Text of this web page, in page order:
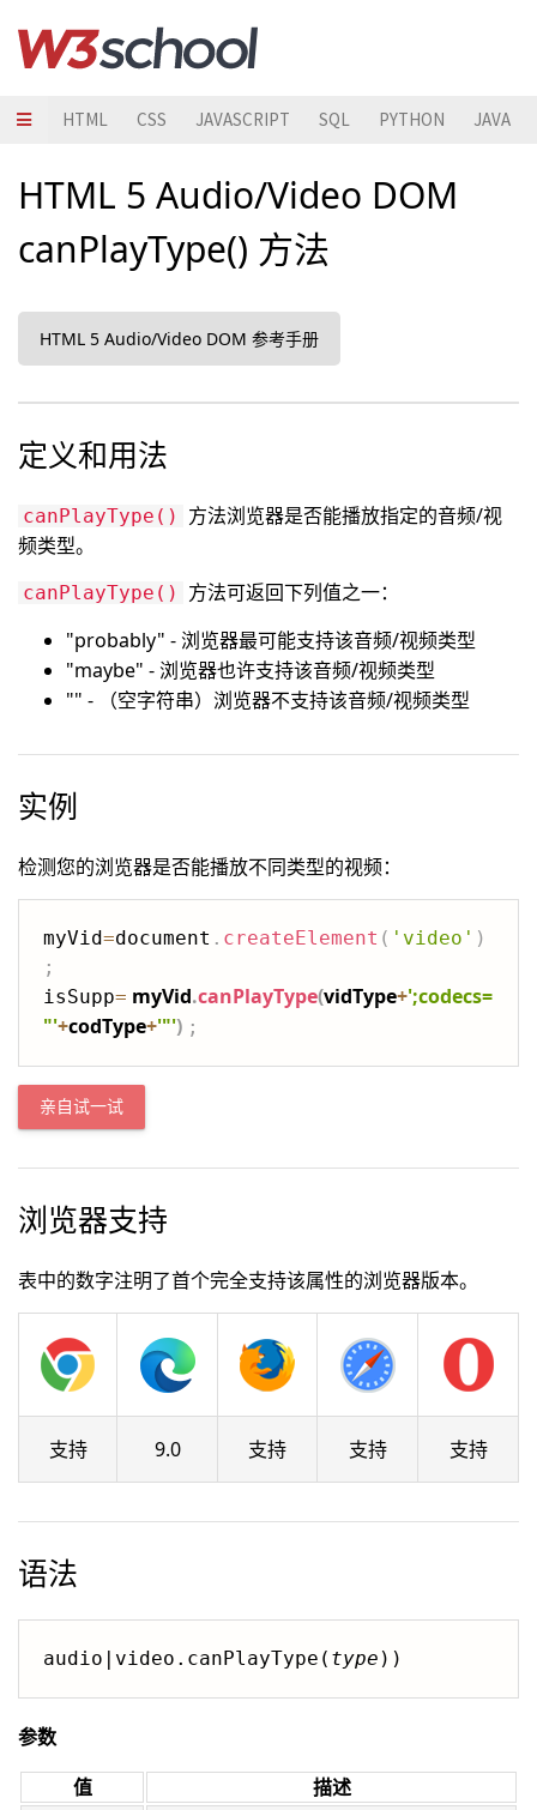
HTML CSS JAVASCRIPT SQL PYTHON JAVA
HTML 5 Audio/Video DOM
canPlayType() 方法
HTML 5 Audio/Video DOM 参考手册
定义和用法
canPlayType()
方法浏览器是否能播放指定的音频/视
频类型。
canPlayType()
方法可返回下列值之一：
"probably" - 浏览器最可能支持该音频/视频类型
"maybe" - 浏览器也许支持该音频/视频类型
"" - （空字符串）浏览器不支持该音频/视频类型
实例
检测您的浏览器是否能播放不同类型的视频：
myVid=document . createElement ( 'video' )
;
isSupp= myVid.canPlayType(vidType+';codecs=
"'+codType+'"') ;
亲自试一试
浏览器支持
表中的数字注明了首个完全支持该属性的浏览器版本。
支持 9.0 支持 支持 支持
语法
audio|video.canPlayType( type ))
参数
值
描述